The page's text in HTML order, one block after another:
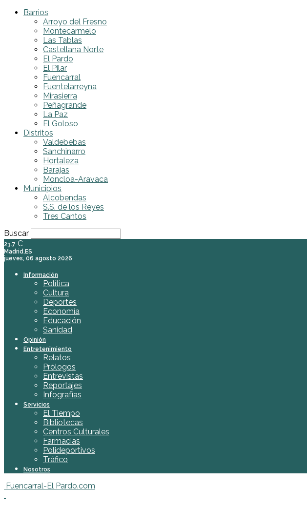
Barrios
Arroyo del Fresno
Montecarmelo
Las Tablas
Castellana Norte
El Pardo
El Pilar
Fuencarral
Fuentelarreyna
Mirasierra
Peñagrande
La Paz
El Goloso
Distritos
Valdebebas
Sanchinarro
Hortaleza
Barajas
Moncloa-Aravaca
Municipios
Alcobendas
S.S. de los Reyes
Tres Cantos
Buscar
23.7 C
Madrid,ES
jueves, 06 agosto 2026
Información
Política
Cultura
Deportes
Economía
Educación
Sanidad
Opinión
Entretenimiento
Relatos
Prólogos
Entrevistas
Reportajes
Infografías
Servicios
El Tiempo
Bibliotecas
Centros Culturales
Farmacias
Polideportivos
Tráfico
Nosotros
Fuencarral-El Pardo.com